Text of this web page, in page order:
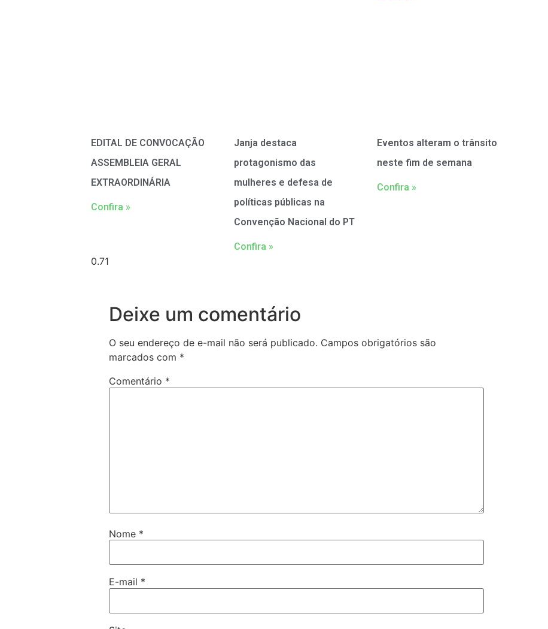
EDITAL DE CONVOCAÇÃO
ASSEMBLEIA GERAL
EXTRAORDINÁRIA
Confira »
Janja destaca
protagonismo das
mulheres e defesa de
políticas públicas na
Convenção Nacional do PT
Confira »
Eventos alteram o trânsito
neste fim de semana
Confira »
Deixe um comentário
O seu endereço de e-mail não será publicado. Campos obrigatórios são
marcados com *
Comentário *
Nome *
E-mail *